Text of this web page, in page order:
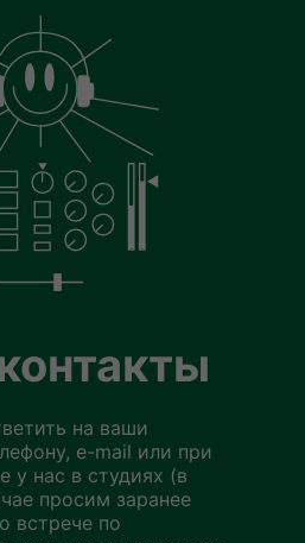
на ваши
e-mail или при
у нас в студиях (в
просим заранее
встрече по